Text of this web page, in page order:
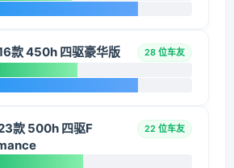
款 450h 四驱豪华版 28 位车友
款 500h 四驱F
22 位车友